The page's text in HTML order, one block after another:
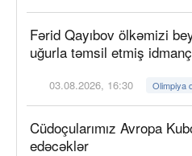
Fərid Qayıbov ölkəmizi
uğurla təmsil etmiş
03.08.2026, 16:30 Olimpiya
Cüdoçularımız Avropa
edəcəklər